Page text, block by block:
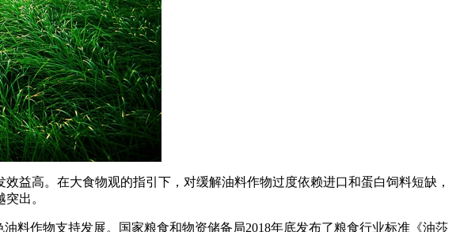
益高。在大食物观的指引下，对缓解油料作物过度依赖进口和蛋白饲料短缺，
出。
作物支持发展。国家粮食和物资储备局2018年底发布了粮食行业标准《油莎